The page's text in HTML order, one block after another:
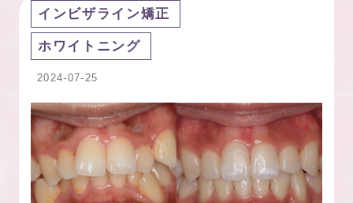
インビザライン矯正
ホワイトニング
2024-07-25